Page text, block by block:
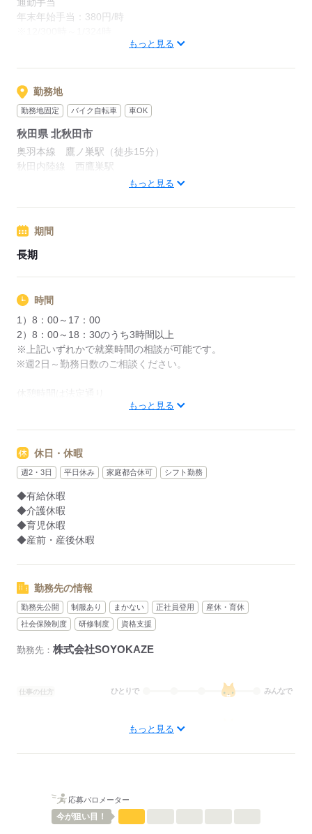
年末年始手当：380円/時
応募する
もっと見る
勤務地
勤務地固定 バイク自転車 車OK
秋田県 北秋田市
奥羽本線 鷹ノ巣駅（徒歩15分）
秋田内陸線 西鷹巣駅
「大館のしろ空港」から車で10分
もっと見る
期間
長期
時間
1）8：00～17：00
2）8：00～18：30のうち3時間以上
※上記いずれかで就業時間の相談が可能です。
※週2日～勤務日数のご相談ください。
もっと見る
休日・休暇
週2・3日 平日休み 家庭都合休可 シフト勤務
◆有給休暇
◆介護休暇
◆育児休暇
◆産前・産後休暇
勤務先の情報
勤務先公開 制服あり まかない 正社員登用
産休・育休
社会保険制度
研修制度 資格支援
勤務先： 株式会社SOYOKAZE
仕事の仕方 ひとりで みんなで
しずか
◆社会保険完備（雇用、労災、健康、厚生年金）
◆定期健康診断
◆予防接種補助金制度
◆各種研修制度
もっと見る
応募バロメーター
今が狙い目！